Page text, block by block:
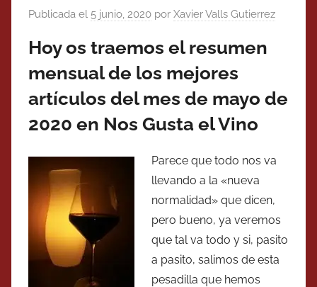
Publicada el 5 junio, 2020 por Xavier Valls Gutierrez
Hoy os traemos el resumen
mensual de los mejores
artículos del mes de mayo de
2020 en Nos Gusta el Vino
Parece que todo nos va
llevando a la «nueva
normalidad» que dicen,
pero bueno, ya veremos
que tal va todo y si, pasito
a pasito, salimos de esta
pesadilla que hemos